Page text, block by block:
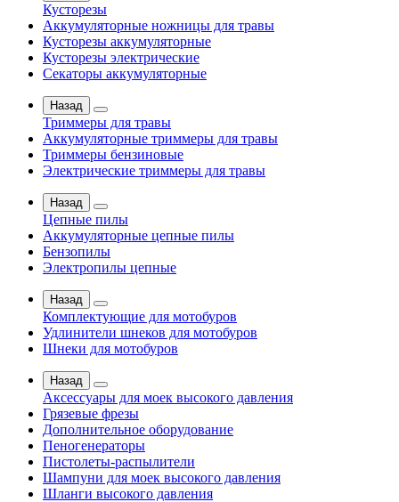
Кусторезы
Аккумуляторные ножницы для травы
Кусторезы аккумуляторные
Кусторезы электрические
Секаторы аккумуляторные
Назад
Триммеры для травы
Аккумуляторные триммеры для травы
Триммеры бензиновые
Электрические триммеры для травы
Назад
Цепные пилы
Аккумуляторные цепные пилы
Бензопилы
Электропилы цепные
Назад
Комплектующие для мотобуров
Удлинители шнеков для мотобуров
Шнеки для мотобуров
Назад
Аксессуары для моек высокого давления
Грязевые фрезы
Дополнительное оборудование
Пеногенераторы
Пистолеты-распылители
Шампуни для моек высокого давления
Шланги высокого давления